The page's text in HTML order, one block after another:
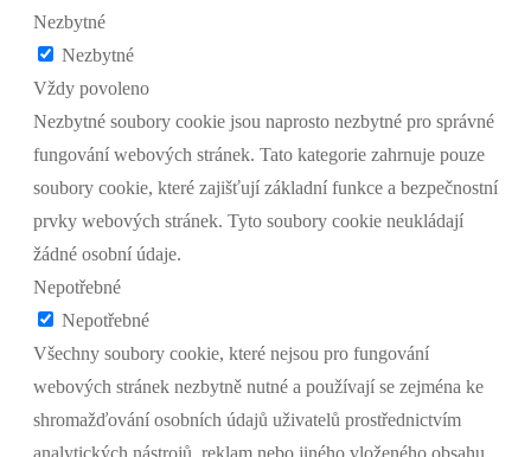
Nezbytné
Nezbytné
Vždy povoleno
Nezbytné soubory cookie jsou naprosto nezbytné pro správné
fungování webových stránek. Tato kategorie zahrnuje pouze
soubory cookie, které zajišťují základní funkce a bezpečnostní
prvky webových stránek. Tyto soubory cookie neukládají
žádné osobní údaje.
Nepotřebné
Nepotřebné
Všechny soubory cookie, které nejsou pro fungování
webových stránek nezbytně nutné a používají se zejména ke
shromažďování osobních údajů uživatelů prostřednictvím
analytických nástrojů, reklam nebo jiného vloženého obsahu,